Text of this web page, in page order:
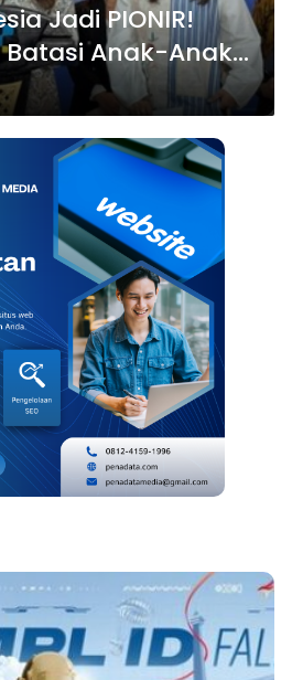
Jadi PIONIR!
Batasi Anak-Anak